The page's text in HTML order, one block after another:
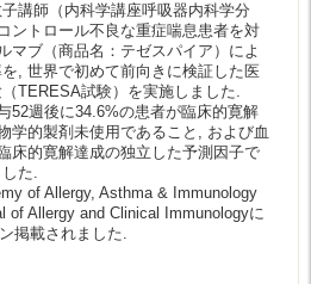
講師（内科学講座呼吸器内科学分
ントロール不良な重症喘息患者を対
マブ（商品名：テゼスパイア）によ
, 世界で初めて前向きに検証した医
TERESA試験）を実施しました.
52週後に34.6%の患者が臨床的寛解
学的製剤未使用であること, および血
床的寛解達成の独立した予測因子で
た.
of Allergy, Asthma & Immunology
of Allergy and Clinical Immunologyに
掲載されました.